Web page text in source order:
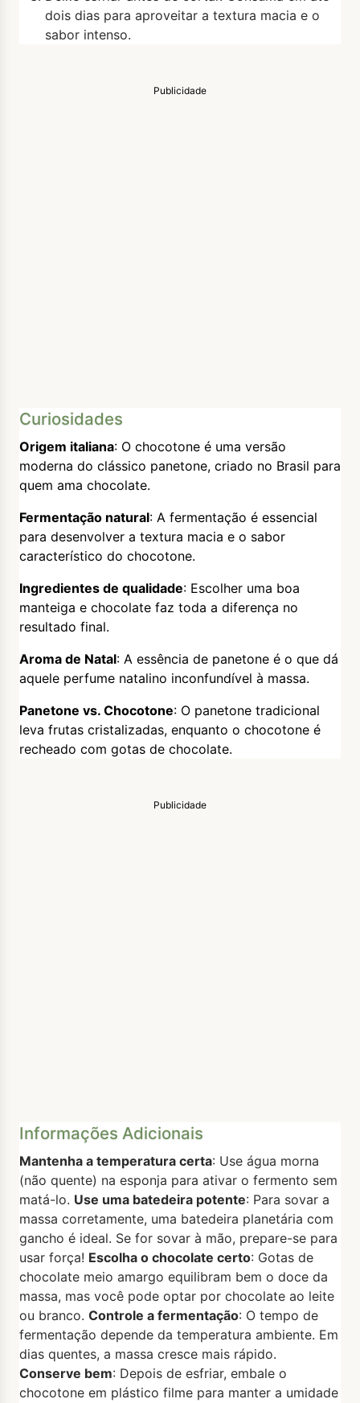
dois dias para aproveitar a textura macia e o
sabor intenso.
Publicidade
Curiosidades
Origem italiana: O chocotone é uma versão
moderna do clássico panetone, criado no Brasil para
quem ama chocolate.
Fermentação natural: A fermentação é essencial
para desenvolver a textura macia e o sabor
característico do chocotone.
Ingredientes de qualidade: Escolher uma boa
manteiga e chocolate faz toda a diferença no
resultado final.
Aroma de Natal: A essência de panetone é o que dá
aquele perfume natalino inconfundível à massa.
Panetone vs. Chocotone: O panetone tradicional
leva frutas cristalizadas, enquanto o chocotone é
recheado com gotas de chocolate.
Publicidade
Informações Adicionais
Mantenha a temperatura certa: Use água morna
(não quente) na esponja para ativar o fermento sem
matá-lo. Use uma batedeira potente: Para sovar a
massa corretamente, uma batedeira planetária com
gancho é ideal. Se for sovar à mão, prepare-se para
usar força! Escolha o chocolate certo: Gotas de
chocolate meio amargo equilibram bem o doce da
massa, mas você pode optar por chocolate ao leite
ou branco. Controle a fermentação: O tempo de
fermentação depende da temperatura ambiente. Em
dias quentes, a massa cresce mais rápido.
Conserve bem: Depois de esfriar, embale o
chocotone em plástico filme para manter a umidade